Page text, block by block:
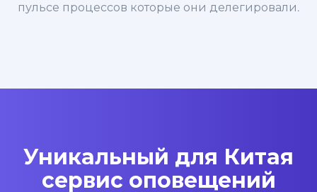
пульсе процессов которые они делегировали.
Уникальный для Китая
сервис оповещений